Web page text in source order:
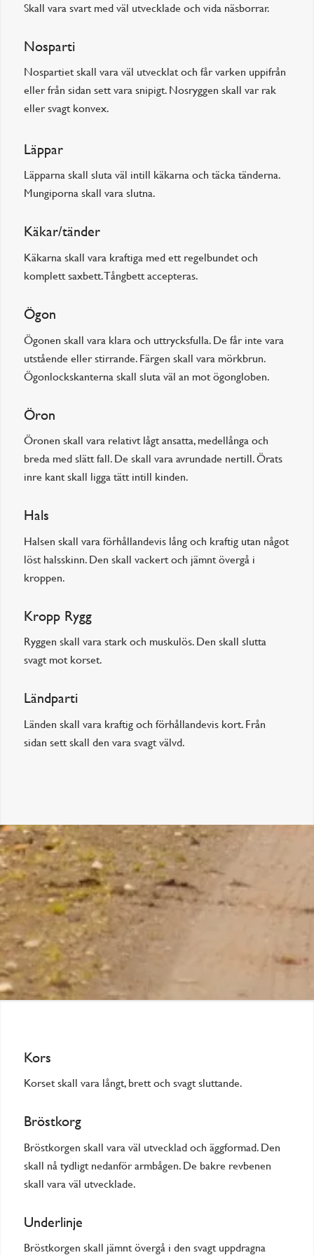
Skall vara svart med väl utvecklade och vida näsborrar.
Nosparti
Nospartiet skall vara väl utvecklat och får varken uppifrån
eller från sidan sett vara snipigt. Nosryggen skall var rak
eller svagt konvex.
Läppar
Läpparna skall sluta väl intill käkarna och täcka tänderna.
Mungiporna skall vara slutna.
Käkar/tänder
Käkarna skall vara kraftiga med ett regelbundet och
komplett saxbett. Tångbett accepteras.
Ögon
Ögonen skall vara klara och uttrycksfulla. De får inte vara
utstående eller stirrande. Färgen skall vara mörkbrun.
Ögonlockskanterna skall sluta väl an mot ögongloben.
Öron
Öronen skall vara relativt lågt ansatta, medellånga och
breda med slätt fall. De skall vara avrundade nertill. Örats
inre kant skall ligga tätt intill kinden.
Hals
Halsen skall vara förhållandevis lång och kraftig utan något
löst halsskinn. Den skall vackert och jämnt övergå i
kroppen.
Kropp Rygg
Ryggen skall vara stark och muskulös. Den skall slutta
svagt mot korset.
Ländparti
Länden skall vara kraftig och förhållandevis kort. Från
sidan sett skall den vara svagt välvd.
Kors
Korset skall vara långt, brett och svagt sluttande.
Bröstkorg
Bröstkorgen skall vara väl utvecklad och äggformad. Den
skall nå tydligt nedanför armbågen. De bakre revbenen
skall vara väl utvecklade.
Underlinje
Bröstkorgen skall jämnt övergå i den svagt uppdragna